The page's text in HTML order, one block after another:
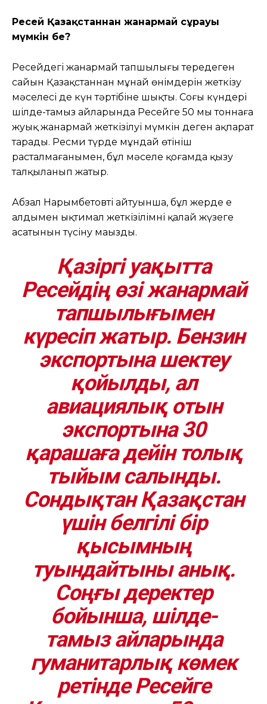
Ресей Қазақстаннан жанармай сұрауы
мүмкін бе?
Ресейдегі жанармай тапшылығы тереңдеген
сайын Қазақстаннан мұнай өнімдерін жеткізу
мәселесі де күн тәртібіне шықты. Соңғы күндері
шілде-тамыз айларында Ресейге 50 мың тоннаға
жуық жанармай жеткізілуі мүмкін деген ақпарат
тарады. Ресми түрде мұндай өтініш
расталмағанымен, бұл мәселе қоғамда қызу
талқыланып жатыр.
Абзал Нарымбетовтің айтуынша, бұл жерде ең
алдымен ықтимал жеткізілімнің қалай жүзеге
асатынын түсіну маңызды.
Қазіргі уақытта
Ресейдің өзі жанармай
тапшылығымен
күресіп жатыр. Бензин
экспортына шектеу
қойылды, ал
авиациялық отын
экспортына 30
қарашаға дейін толық
тыйым салынды.
Сондықтан Қазақстан
үшін белгілі бір
қысымның
туындайтыны анық.
Соңғы деректер
бойынша, шілде-
тамыз айларында
гуманитарлық көмек
ретінде Ресейге